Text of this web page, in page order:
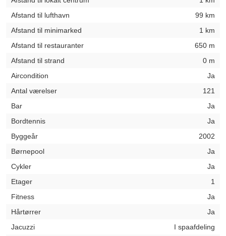
Afstand til lufthavn
99 km
Afstand til minimarked
1 km
Afstand til restauranter
650 m
Afstand til strand
0 m
Aircondition
Ja
Antal værelser
121
Bar
Ja
Bordtennis
Ja
Byggeår
2002
Børnepool
Ja
Cykler
Ja
Etager
1
Fitness
Ja
Hårtørrer
Ja
Jacuzzi
I spaafdeling